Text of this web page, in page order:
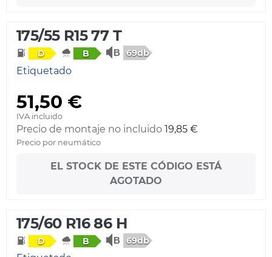
175/55 R15 77 T
D B 69db
Etiquetado
51,50 €
IVA incluido
Precio de montaje no incluido 19,85 €
Precio por neumático
EL STOCK DE ESTE CÓDIGO ESTÁ
AGOTADO
175/60 R16 86 H
D B 69db